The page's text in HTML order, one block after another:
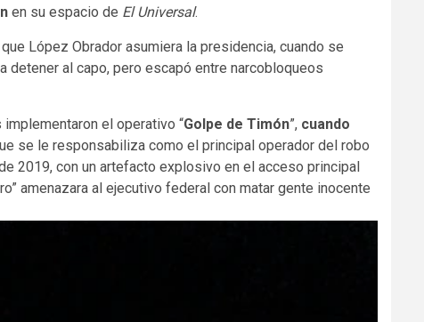
en su espacio de El Universal.
López Obrador asumiera la presidencia, cuando se
detener al capo, pero escapó entre narcobloqueos
el operativo “Golpe de Timón”, cuando
se le responsabiliza como el principal operador del robo
2019, con un artefacto explosivo en el acceso principal
amenazara al ejecutivo federal con matar gente inocente